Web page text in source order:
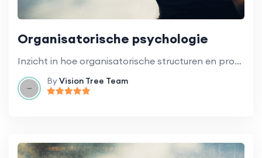
Organisatorische psychologie
Inzicht in hoe organisatorische structuren en processen invloed hebben op het gedrag van personeel en studenten.
ByVision Tree Team